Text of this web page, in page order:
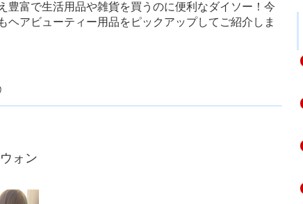
豊富で生活用品や雑貨を買うのに便利なダイソー！今
ヘアビューティー用品をピックアップしてご紹介しま
ォン